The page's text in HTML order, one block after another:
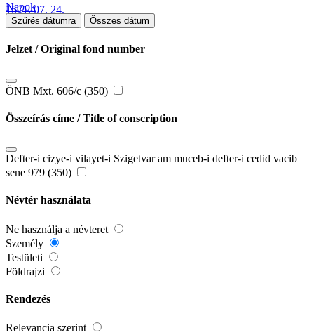
1571. 07. 24.
Napok
Szűrés dátumra Összes dátum
Jelzet / Original fond number
ÖNB Mxt. 606/c (350)
Összeírás címe / Title of conscription
Defter-i cizye-i vilayet-i Szigetvar am muceb-i defter-i cedid vacib
sene 979 (350)
Névtér használata
Ne használja a névteret
Személy
Testületi
Földrajzi
Rendezés
Relevancia szerint